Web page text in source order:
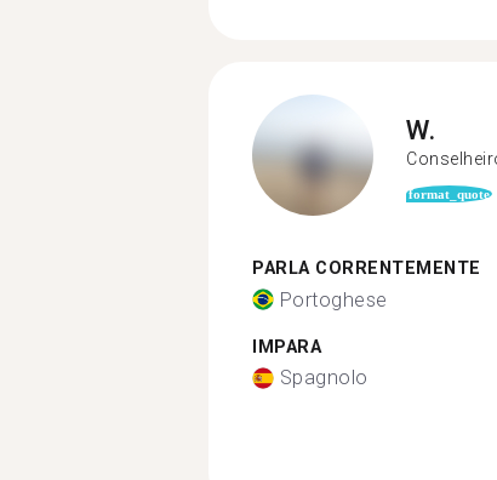
W.
format_quote
PARLA CORRENTEMENTE
Portoghese
IMPARA
Spagnolo